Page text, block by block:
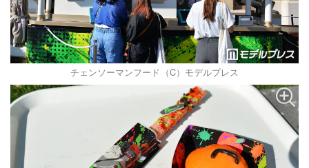
チェンソーマンフード（C）モデルプレス